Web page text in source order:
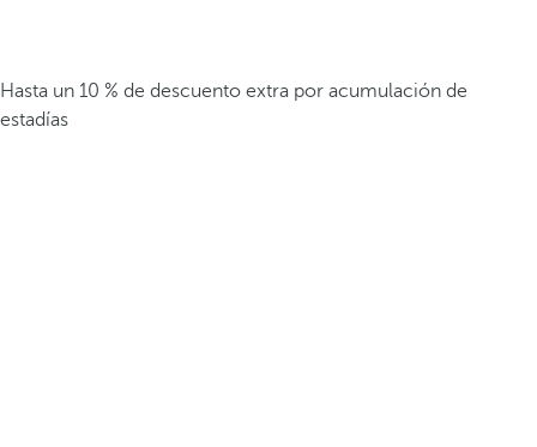
Hasta un 10 % de descuento extra por acumulación de
estadías